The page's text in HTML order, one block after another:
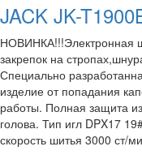
JACK JK-
НОВИНКА!!!Электронная
закрепок на
Специально
изделие от попадания
работы. Полная защита
голова. Тип игл DPX17
скорость шитья 3000 ст/